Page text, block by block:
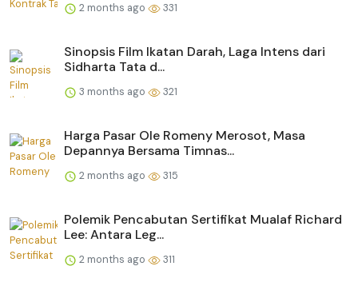
2 months ago 331
Sinopsis Film Ikatan Darah, Laga Intens dari
Sidharta Tata d...
3 months ago 321
Harga Pasar Ole Romeny Merosot, Masa
Depannya Bersama Timnas...
2 months ago 315
Polemik Pencabutan Sertifikat Mualaf Richard
Lee: Antara Leg...
2 months ago 311